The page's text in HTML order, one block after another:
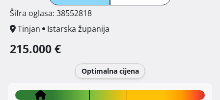
Šifra oglasa: 38552818
Tinjan
Istarska županija
215.000 €
Optimalna cijena